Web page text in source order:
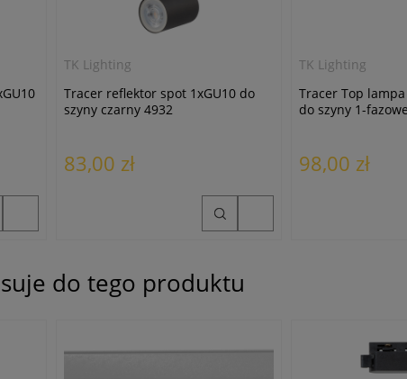
TK Lighting
Tracer reflektor spot 1xGU10 do
szyny czarny 4932
83,00 zł
TK Lighting
Tracer Top
do szyny 1-
98,00 zł
do tego produktu